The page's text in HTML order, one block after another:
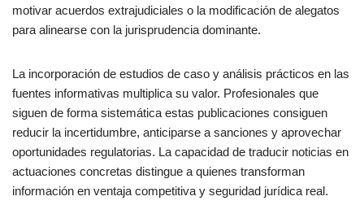
motivar acuerdos extrajudiciales o la modificación de alegatos
para alinearse con la jurisprudencia dominante.
La incorporación de estudios de caso y análisis prácticos en las
fuentes informativas multiplica su valor. Profesionales que
siguen de forma sistemática estas publicaciones consiguen
reducir la incertidumbre, anticiparse a sanciones y aprovechar
oportunidades regulatorias. La capacidad de traducir noticias en
actuaciones concretas distingue a quienes transforman
información en ventaja competitiva y seguridad jurídica real.